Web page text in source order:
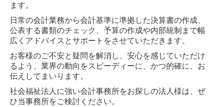
業務内容
税務・会計
創業支援
経営サポート
DX化支援
ます。
日常の会計業務から会計基準に準拠した決算書の作成、
公表する書類のチェック、予算の作成や内部統制まで幅
広く アドバイスとサポートをさせていただきます。
お客様のご不安と疑問を解消し、安心を感じていただけ
る よう、業界の動向をスピーディーに、かつ的確に、お
伝え してまいります。
社会福祉法人に強い会計事務所をお探しの法人様は、ぜ
ひ当事務所をご検討ください。